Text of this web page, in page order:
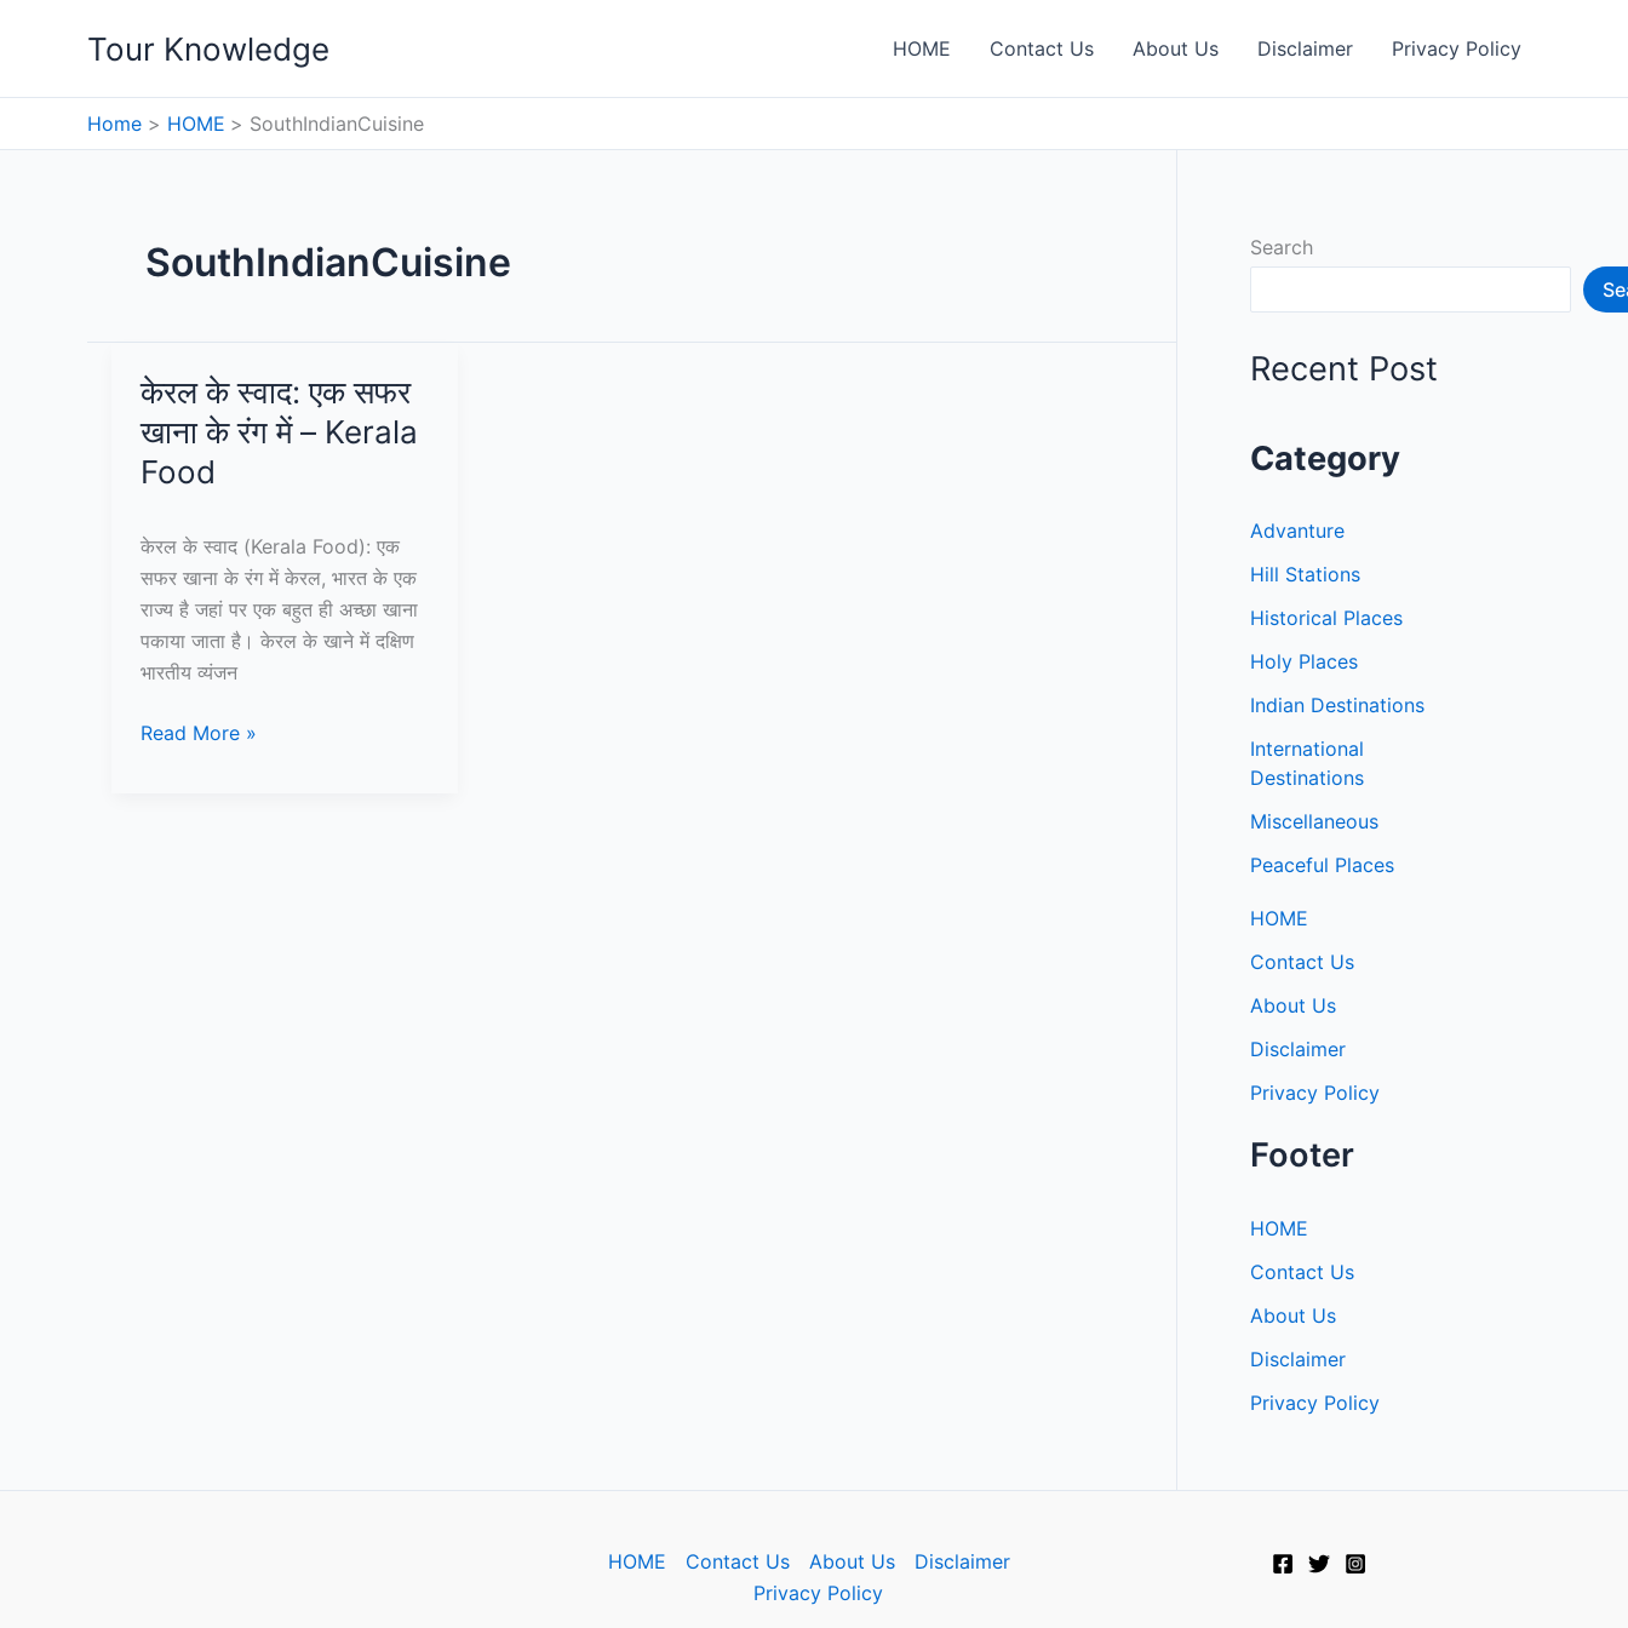
Tour Knowledge HOME Contact Us About Us Disclaimer Privacy Policy
Home HOME SouthIndianCuisine
SouthIndianCuisine
केरल के स्वाद: एक सफर
खाना के रंग में – Kerala
Food
केरल के स्वाद (Kerala Food): एक
सफर खाना के रंग में केरल, भारत के एक
राज्य है जहां पर एक बहुत ही अच्छा खाना
पकाया जाता है। केरल के खाने में दक्षिण
भारतीय व्यंजन
केरल
Read More »
Search
Recent Post
Category
Advanture
Hill Stations
Historical Places
Holy Places
Indian Destinations
International
Destinations
Miscellaneous
Peaceful Places
HOME
Contact Us
About Us
Disclaimer
Privacy Policy
Footer
HOME
Contact Us
About Us
Disclaimer
Privacy Policy
HOME Contact Us About Us
Disclaimer
Privacy Policy